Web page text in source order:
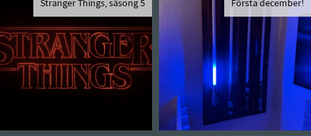
Stranger Things, säsong 5 Första december!